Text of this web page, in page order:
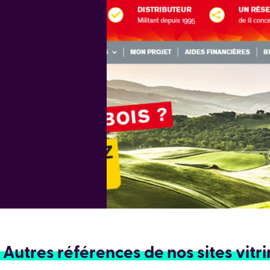
Autres références de nos sites